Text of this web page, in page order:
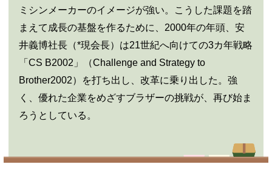
ミシンメーカーのイメージが強い。こうした課題を踏
まえて成長の基盤を作るために、2000年の年頭、安
井義博社長（*現会長）は21世紀へ向けての3カ年戦略
「CS B2002」（Challenge and Strategy to
Brother2002）を打ち出し、改革に乗り出した。強
く、優れた企業をめざすブラザーの挑戦が、再び始ま
ろうとしている。